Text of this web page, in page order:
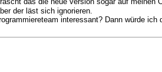
der läst sich ignorieren.
interessant? Dann würde ich